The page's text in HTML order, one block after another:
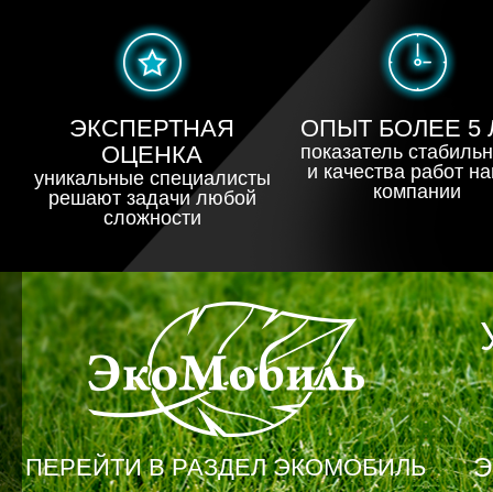
ЭКСПЕРТНАЯ
ОЦЕНКА
уникальные специалисты
решают задачи любой
сложности
ОПЫТ БОЛЕЕ 5
показатель
и качества работ
компании
Экомобиль
ПЕРЕЙТИ В РАЗДЕЛ ЭКОМОБИЛЬ